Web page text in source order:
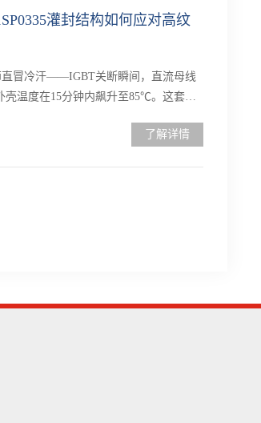
灌封结构如何应对高纹
直冒冷汗——IGBT关断瞬间，直流母线
壳温度在15分钟内飙升至85℃。这套设
了解详情